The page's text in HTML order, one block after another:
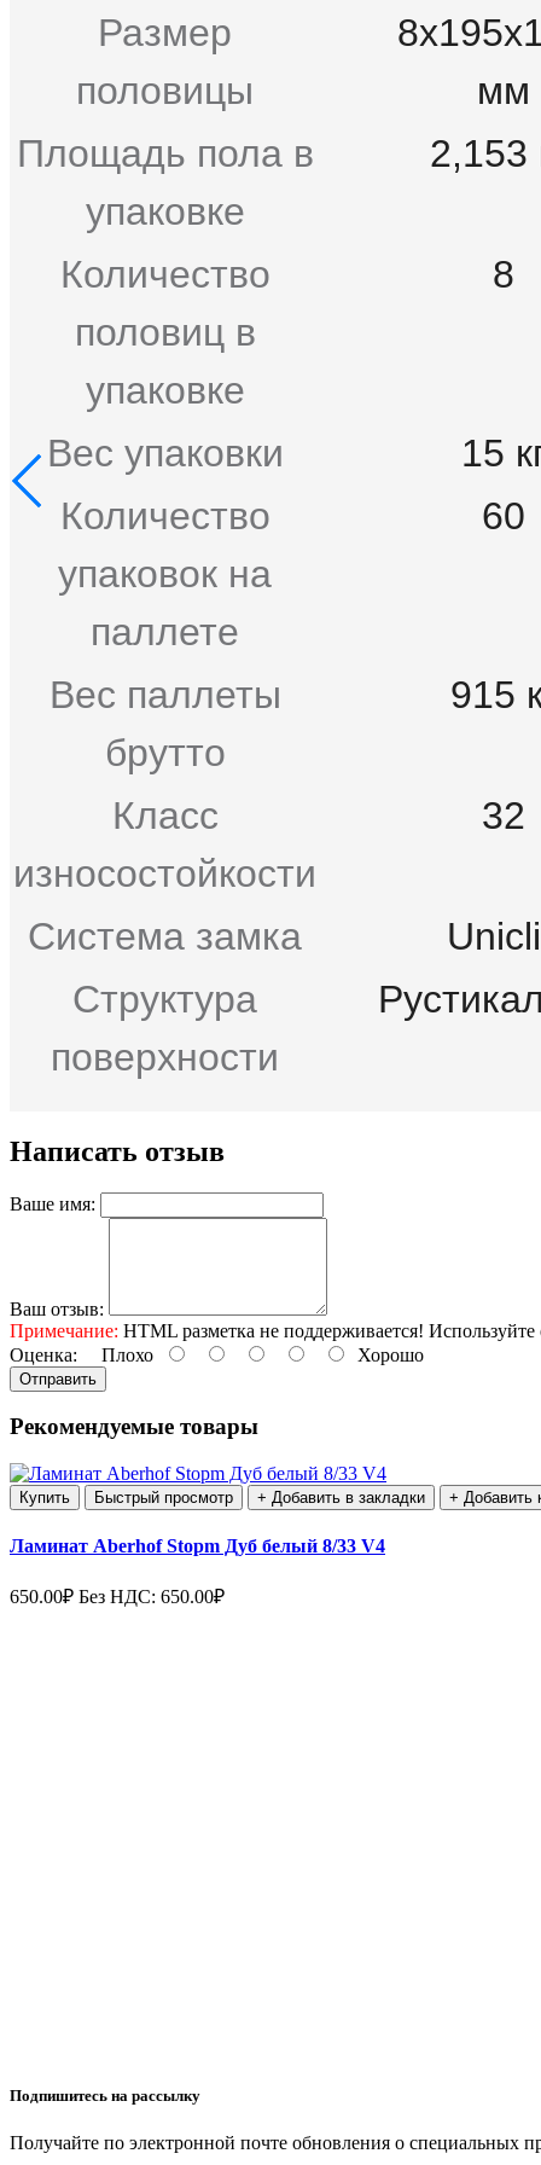
Размер
половицы
мм
Площадь пола в
упаковке
2,153
Количество
половиц в
упаковке
8
Вес упаковки
15
Количество
упаковок на
паллете
60
Вес паллеты
брутто
915
Класс
износостойкости
32
Система замка
Структура
поверхности
Написать отзыв
Ваше имя:
Ваш отзыв:
Примечание: HTML разметка не поддерживается!
Оценка: Плохо Хорошо
Отправить
Рекомендуемые товары
Купить Быстрый просмотр + Добавить в закладки + Добавить
Ламинат Aberhof Stopm Дуб белый 8/33 V4
650.00₽ Без НДС: 650.00₽
Подпишитесь на рассылку
Получайте по электронной почте обновления о специальных